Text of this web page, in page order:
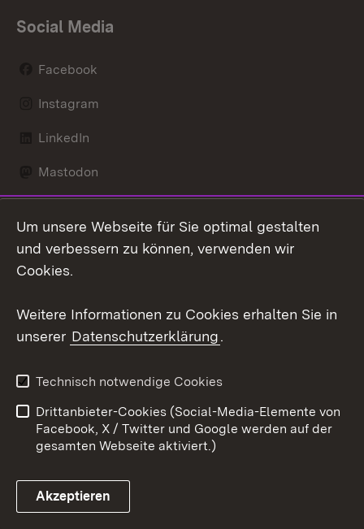
Social Media
Facebook
Instagram
LinkedIn
Mastodon
X / Twitter
Youtube
Link zum Landesportal
Kontakt
Datenschutz
Barrierefreiheit
Impressum Cookies
Um unsere Webseite für Sie optimal gestalten
und verbessern zu können, verwenden wir
Cookies.
Weitere Informationen zu Cookies erhalten Sie in
unserer Datenschutzerklärung.
Technisch notwendige Cookies
Drittanbieter-Cookies (Social-Media-Elemente von
Facebook, X / Twitter und Google werden auf der
gesamten Webseite aktiviert.)
Akzeptieren